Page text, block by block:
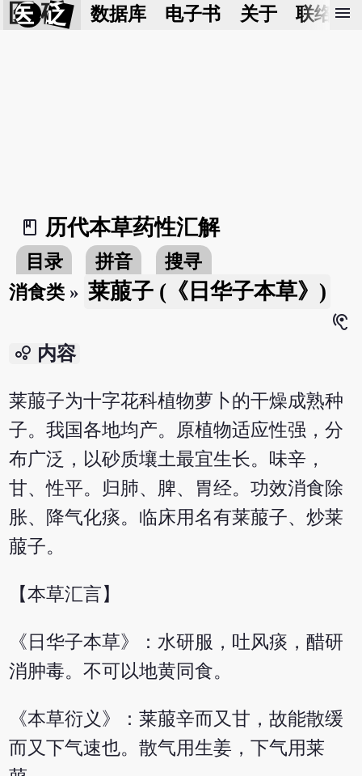
医 砭 数据库 电子书 关于 联络我
menu
book_2
历代本草药性汇解
目录 拼音
搜寻
消食类 » 莱菔子 (《日华子本草》)
hearing
bubble_chart 内容
莱菔子为十字花科植物萝卜的干燥成熟种
子。我国各地均产。原植物适应性强，分
布广泛，以砂质壤土最宜生长。味辛，
甘、性平。归肺、脾、胃经。功效消食除
胀、降气化痰。临床用名有莱菔子、炒莱
菔子。
【本草汇言】
《日华子本草》：水研服，吐风痰，醋研
消肿毒。不可以地黄同食。
《本草衍义》：莱菔辛而又甘，故能散缓
而又下气速也。散气用生姜，下气用莱